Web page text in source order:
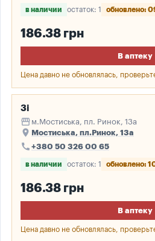
в наличии остаток: 1 обновлено:
186.38 грн
В аптеку
Цена давно не обновлялась,
3і
storefront м.Мостиська, пл. Ринок, 13а
place Мостиська, пл.Ринок, 13а
call +380 50 326 00 65
в наличии остаток: 1 обновлено:
186.38 грн
В аптеку
Цена давно не обновлялась,